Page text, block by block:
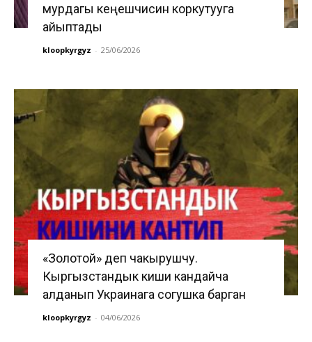
мурдагы кеңешчисин коркутууга
айыптады
kloopkyrgyz - 25/06/2026
«Золотой» деп чакырушчу.
Кыргызстандык киши кандайча
алданып Украинага согушка барган
kloopkyrgyz - 04/06/2026